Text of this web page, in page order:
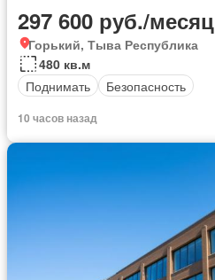
297 600 руб./месяц
Горький, Тыва Республика
480 кв.м
Поднимать
Безопасность
10 часов назад